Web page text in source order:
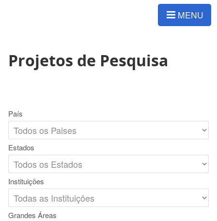
MENU
Projetos de Pesquisa
País
Estados
Instituições
Grandes Áreas